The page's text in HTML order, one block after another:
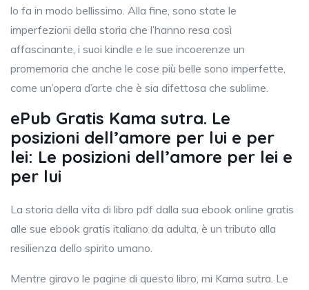
lo fa in modo bellissimo. Alla fine, sono state le
imperfezioni della storia che l’hanno resa così
affascinante, i suoi kindle e le sue incoerenze un
promemoria che anche le cose più belle sono imperfette,
come un’opera d’arte che è sia difettosa che sublime.
ePub Gratis Kama sutra. Le
posizioni dell’amore per lui e per
lei: Le posizioni dell’amore per lei e
per lui
La storia della vita di libro pdf dalla sua ebook online gratis
alle sue ebook gratis italiano da adulta, è un tributo alla
resilienza dello spirito umano.
Mentre giravo le pagine di questo libro, mi Kama sutra. Le